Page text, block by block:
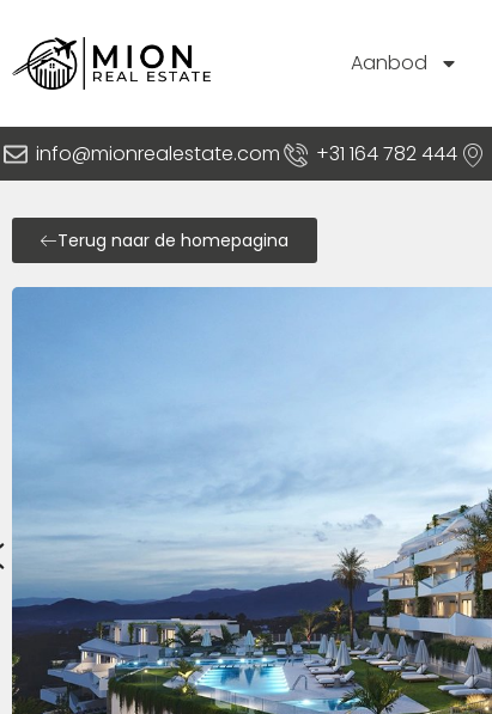
Aanbod
info@mionrealestate.com +31 164 782 444
Terug naar de homepagina